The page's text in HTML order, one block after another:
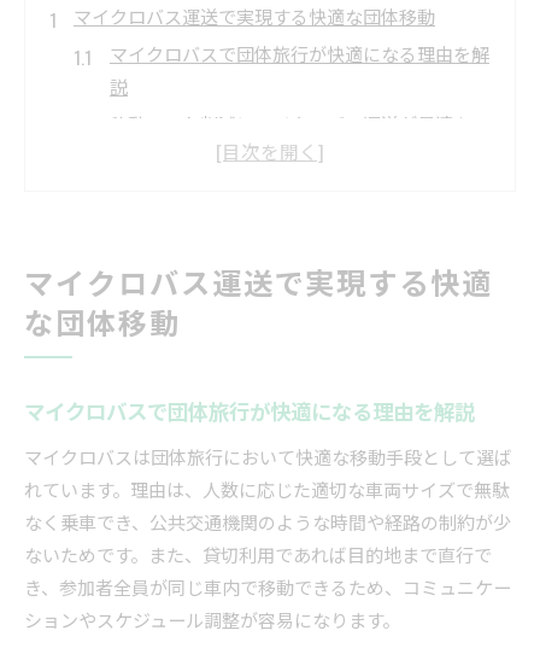
マイクロバス運送で実現する快適な団体移動
マイクロバスで団体旅行が快適になる理由を解
説
移動コスト削減にマイクロバス運送が最適なワ
マイクロバスならではの送迎柔軟性とその魅力
安全な送迎にはマイクロバスが有効な理由
安全運行を支えるマイクロバスの設計と設備
送迎時のリスク軽減にマイクロバスが貢献する
仕組み
マイクロバス運転手付きの安心ポイントとは
安全な送迎に必要なマイクロバス運送の知識
マイクロバス運転の免許要件と選び方の基準
マイクロバス運転に必要な免許種別の基礎知識
マイクロバス運送で実現する快適
な団体移動
マイクロバスで団体旅行が快適になる理由を解説
マイクロバスは団体旅行において快適な移動手段として選ば
れています。理由は、人数に応じた適切な車両サイズで無駄
なく乗車でき、公共交通機関のような時間や経路の制約が少
ないためです。また、貸切利用であれば目的地まで直行で
き、参加者全員が同じ車内で移動できるため、コミュニケー
ションやスケジュール調整が容易になります。